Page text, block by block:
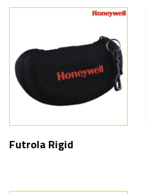
Futrola Rigid